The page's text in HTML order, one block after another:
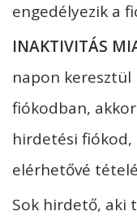
engedélyezik a
INAKTIVITÁS
napon
fiókodban,
hirdetési fiókod,
elérhetővé
Sok hirdető, aki